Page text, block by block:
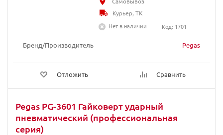
Бренд/Производитель Pegas
Отложить Сравнить
Курьер, ТК
Нет в наличии
Код: 1701
Pegas PG-3601 Гайковерт ударный
пневматический (профессиональная
серия)